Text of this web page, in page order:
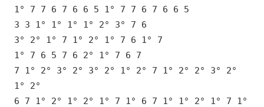
1° 7 7 6 7 6 6 5 1° 7 7 6 7 6 6 5
3 3 1° 1° 1° 1° 2° 3° 7 6
3° 2° 1° 7 1° 2° 1° 7 6 1° 7
1° 7 6 5 7 6 2° 1° 7 6 7
7 1° 2° 3° 2° 3° 2° 1° 2° 7 1° 2° 2° 3° 2°
1° 2°
6 7 1° 2° 1° 2° 1° 7 1° 6 7 1° 1° 2° 1° 7 1°